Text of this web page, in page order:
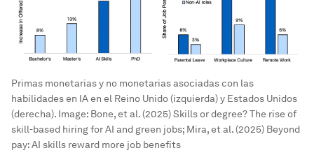
Primas monetarias y no monetarias asociadas con las
habilidades en IA en el Reino Unido (izquierda) y Estados Unidos
(derecha). Image: Bone, et al. (2025) Skills or degree? The rise of
skill-based hiring for AI and green jobs; Mira, et al. (2025) Beyond
pay: AI skills reward more job benefits